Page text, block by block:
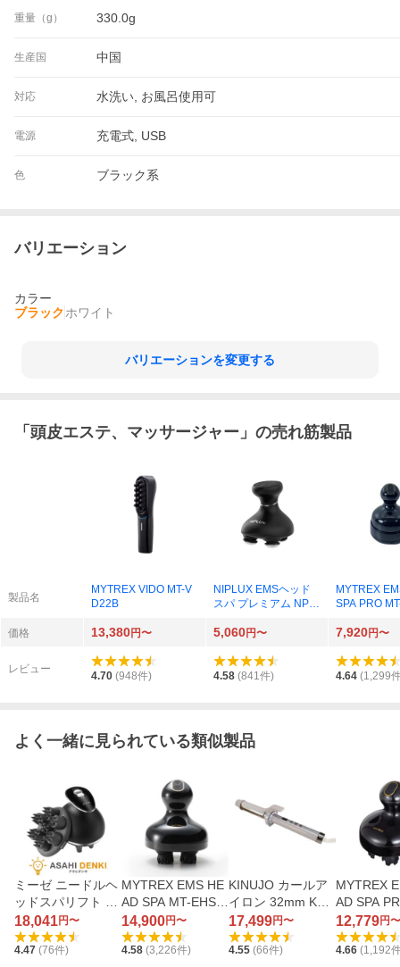
重量（g） 330.0g
生産国 中国
対応 水洗い, お風呂使用可
電源 充電式, USB
色 ブラック系
バリエーション
カラー
ブラック ホワイト
バリエーションを変更する
「 頭皮エステ、マッサージャー 」の売れ筋製品
製品名
MYTREX VIDO MT-V
D22B
NIPLUX EMSヘッド
スパ プレミアム NP-E
MYTREX
SPA PRO
価格
13,380円〜 5,060円〜 7,920円〜
レビュー
4.70 (948件) 4.58 (841件) 4.64 (1,299
よく一緒に見られている類似製品
ミーゼ ニードルヘ
ッドスパリフト ア
クティブ MS-32
18,041円〜
4.47 (76件)
MYTREX EMS HE
AD SPA MT-EHS2
0B
14,900円〜
4.58 (3,226件)
KINUJO カールア
イロン 32mm KC3
2N
17,499円〜
4.55 (66件)
MYTREX
AD SPA
EHP22B
12,779円〜
4.66 (1,192